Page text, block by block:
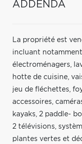
ADDENDA
La propriété est
incluant
électroménagers,
hotte de cuisine,
jeu de fléchettes,
accessoires,
kayaks, 2 paddle-
2 télévisions,
plantes vertes et